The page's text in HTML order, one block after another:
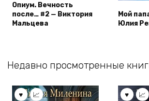
Опиум. Вечность
после… #2 — Виктория
Мальцева
Мой
Юлия
Недавно просмотренные